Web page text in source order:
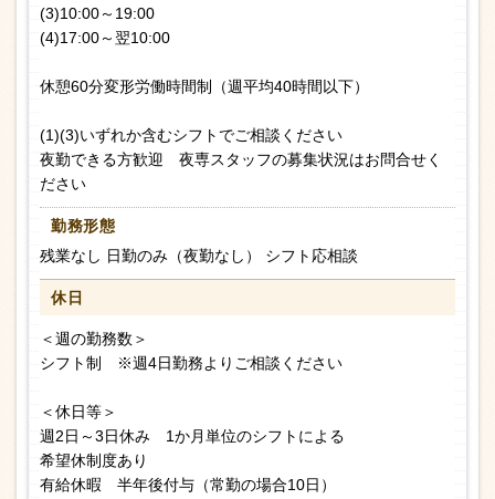
(3)10:00～19:00
(4)17:00～翌10:00
休憩60分変形労働時間制（週平均40時間以下）
(1)(3)いずれか含むシフトでご相談ください
夜勤できる方歓迎 夜専スタッフの募集状況はお問合せく
ださい
勤務形態
残業なし 日勤のみ（夜勤なし） シフト応相談
休日
＜週の勤務数＞
シフト制 ※週4日勤務よりご相談ください
＜休日等＞
週2日～3日休み 1か月単位のシフトによる
希望休制度あり
有給休暇 半年後付与（常勤の場合10日）